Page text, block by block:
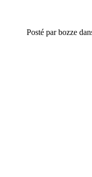
Posté parbozze